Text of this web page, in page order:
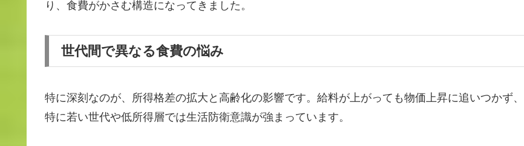
り、食費がかさむ構造になってきました。
世代間で異なる食費の悩み
特に深刻なのが、所得格差の拡大と高齢化の影響です。給料が上がっても物価上昇に追いつかず、
特に若い世代や低所得層では生活防衛意識が強まっています。